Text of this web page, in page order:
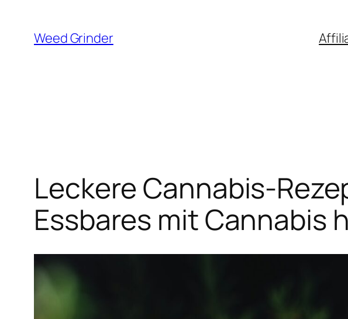
Inhalt
springen
Weed Grinder
Leckere Cannabis-
Essbares mit Cannabis